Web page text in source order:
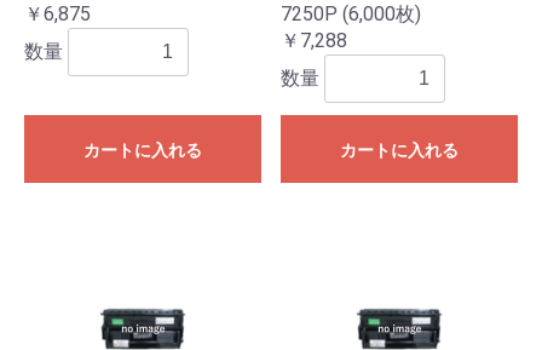
￥6,875
数量
カートに入れる
7250P (6,000枚)
￥7,288
数量
カートに入れる